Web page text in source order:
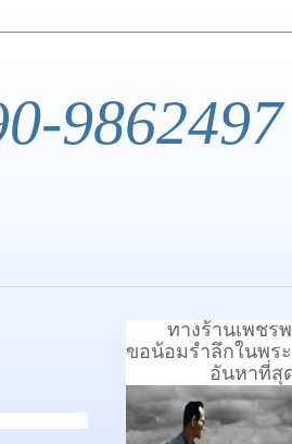
9862497
ทางร้านเพชร
ขอน้อมรำลึกในพ
อันหาที่สุ